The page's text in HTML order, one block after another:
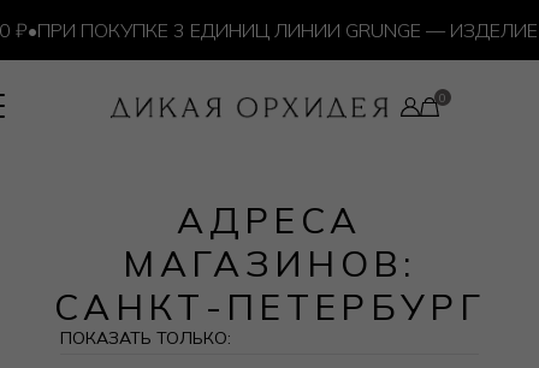
•ПРИ ПОКУПКЕ 3 ЕДИНИЦ ЛИНИИ GRUNGE —
АДРЕСА
МАГАЗИНОВ:
САНКТ-ПЕТЕРБУРГ
ПОКАЗАТЬ ТОЛЬКО: